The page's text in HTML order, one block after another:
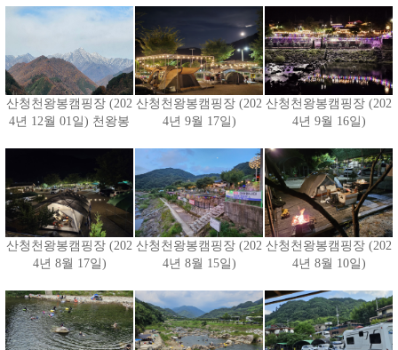
산청천왕봉캠핑장 (202
4년 12월 01일) 천왕봉
산청천왕봉캠핑장 (202
4년 9월 17일)
산청천왕봉캠핑장 (202
4년 9월 16일)
산청천왕봉캠핑장 (202
4년 8월 17일)
산청천왕봉캠핑장 (202
4년 8월 15일)
산청천왕봉캠핑장 (202
4년 8월 10일)